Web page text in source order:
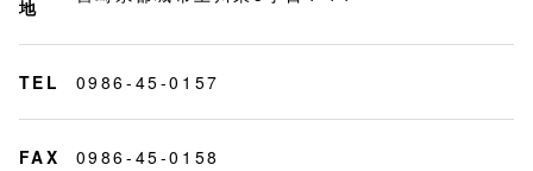
地
TEL 0986-45-0157
FAX 0986-45-0158